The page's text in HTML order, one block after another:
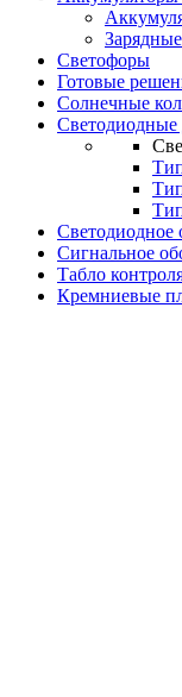
Светофоры
Готовые
Солнечные
Светодиодное
Сигнальное
Табло
Кремниевые